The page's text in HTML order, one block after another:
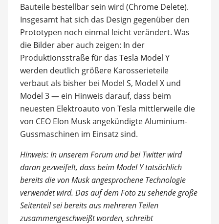
Bauteile bestellbar sein wird (Chrome Delete).
Insgesamt hat sich das Design gegenüber den
Prototypen noch einmal leicht verändert. Was
die Bilder aber auch zeigen: In der
Produktionsstraße für das Tesla Model Y
werden deutlich größere Karosserieteile
verbaut als bisher bei Model S, Model X und
Model 3 — ein Hinweis darauf, dass beim
neuesten Elektroauto von Tesla mittlerweile die
von CEO Elon Musk angekündigte Aluminium-
Gussmaschinen im Einsatz sind.
Hinweis: In unserem Forum und bei Twitter wird
daran gezweifelt, dass beim Model Y tatsächlich
bereits die von Musk angesprochene Technologie
verwendet wird. Das auf dem Foto zu sehende große
Seitenteil sei bereits aus mehreren Teilen
zusammengeschweißt worden, schreibt